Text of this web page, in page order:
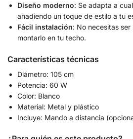
Diseño moderno: Se adapta a
añadiendo un toque de estilo a tu
Fácil instalación: No necesitas
montarlo en tu techo.
Características técnicas
Diámetro: 105 cm
Potencia: 60 W
Color: Blanco
Material: Metal y plástico
Incluye: Mando a distancia